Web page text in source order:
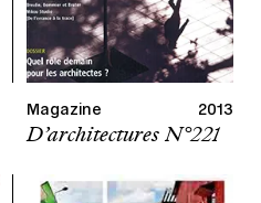
Magazine 2013
D’architectures N°221